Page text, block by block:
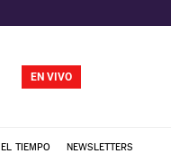
EN VIVO
EL TIEMPO NEWSLETTERS